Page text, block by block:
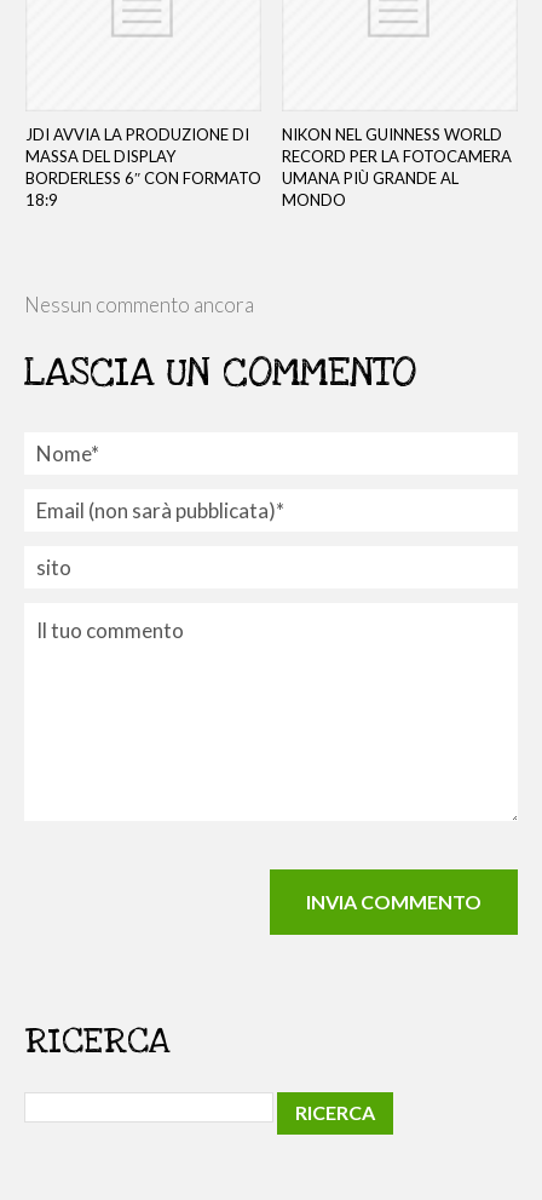
JDI AVVIA LA PRODUZIONE DI
MASSA DEL DISPLAY
BORDERLESS 6″ CON FORMATO
18:9
NIKON NEL GUINNESS WORLD
RECORD PER LA FOTOCAMERA
UMANA PIÙ GRANDE AL
MONDO
Nessun commento ancora
LASCIA UN COMMENTO
RICERCA